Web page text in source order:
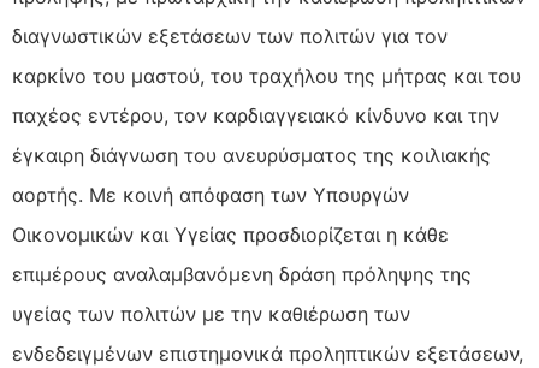
διαγνωστικών εξετάσεων των πολιτών για τον
καρκίνο του μαστού, του τραχήλου της μήτρας και του
παχέος εντέρου, τον καρδιαγγειακό κίνδυνο και την
έγκαιρη διάγνωση του ανευρύσματος της κοιλιακής
αορτής. Με κοινή απόφαση των Υπουργών
Οικονομικών και Υγείας προσδιορίζεται η κάθε
επιμέρους αναλαμβανόμενη δράση πρόληψης της
υγείας των πολιτών με την καθιέρωση των
ενδεδειγμένων επιστημονικά προληπτικών εξετάσεων,